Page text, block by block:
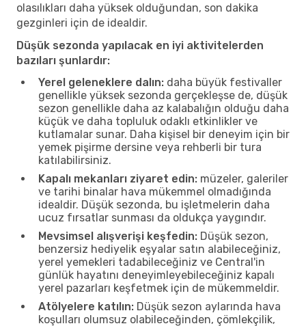
olasılıkları daha yüksek olduğundan, son dakika
gezginleri için de idealdir.
Düşük sezonda yapılacak en iyi aktivitelerden
bazıları şunlardır:
Yerel geleneklere dalın: daha büyük festivaller
genellikle yüksek sezonda gerçekleşse de, düşük
sezon genellikle daha az kalabalığın olduğu daha
küçük ve daha topluluk odaklı etkinlikler ve
kutlamalar sunar. Daha kişisel bir deneyim için bir
yemek pişirme dersine veya rehberli bir tura
katılabilirsiniz.
Kapalı mekanları ziyaret edin: müzeler, galeriler
ve tarihi binalar hava mükemmel olmadığında
idealdir. Düşük sezonda, bu işletmelerin daha
ucuz fırsatlar sunması da oldukça yaygındır.
Mevsimsel alışverişi keşfedin: Düşük sezon,
benzersiz hediyelik eşyalar satın alabileceğiniz,
yerel yemekleri tadabileceğiniz ve Central'in
günlük hayatını deneyimleyebileceğiniz kapalı
yerel pazarları keşfetmek için de mükemmeldir.
Atölyelere katılın: Düşük sezon aylarında hava
koşulları olumsuz olabileceğinden, çömlekçilik,